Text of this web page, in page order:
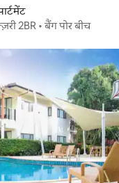
2BR • बैंग पोर बीच